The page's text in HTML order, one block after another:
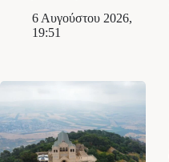
6 Αυγούστου 2026,
19:51